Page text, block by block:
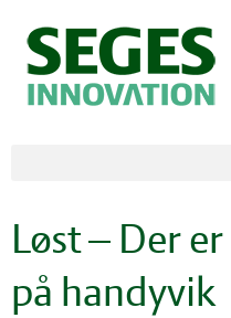
Løst – Der
på handyvik